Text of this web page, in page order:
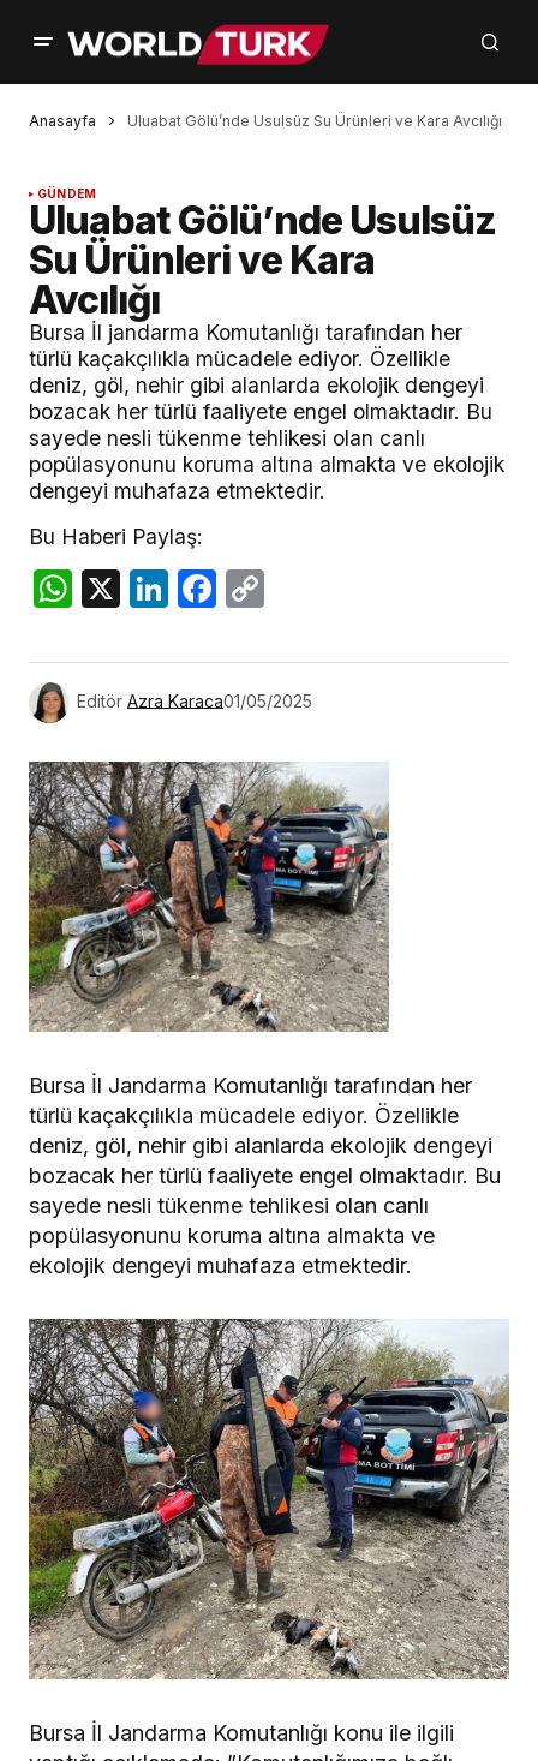
Anasayfa Uluabat Gölü’nde Usulsüz Su Ürünleri ve Kara Avcılığı
GÜNDEM
Uluabat Gölü’nde Usulsüz
Su Ürünleri ve Kara
Avcılığı
Bursa İl jandarma Komutanlığı tarafından her
türlü kaçakçılıkla mücadele ediyor. Özellikle
deniz, göl, nehir gibi alanlarda ekolojik dengeyi
bozacak her türlü faaliyete engel olmaktadır. Bu
sayede nesli tükenme tehlikesi olan canlı
popülasyonunu koruma altına almakta ve ekolojik
dengeyi muhafaza etmektedir.
Bu Haberi Paylaş:
WhatsApp
X LinkedIn
Facebook
Editör Azra Karaca01/05/2025
Bursa İl Jandarma Komutanlığı tarafından her
türlü kaçakçılıkla mücadele ediyor. Özellikle
deniz, göl, nehir gibi alanlarda ekolojik dengeyi
bozacak her türlü faaliyete engel olmaktadır. Bu
sayede nesli tükenme tehlikesi olan canlı
popülasyonunu koruma altına almakta ve
ekolojik dengeyi muhafaza etmektedir.
Bursa İl Jandarma Komutanlığı konu ile ilgili